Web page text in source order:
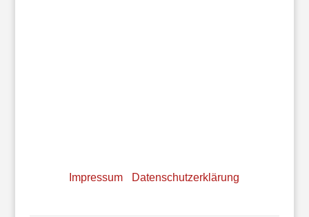
Impressum
Datenschutzerklärung